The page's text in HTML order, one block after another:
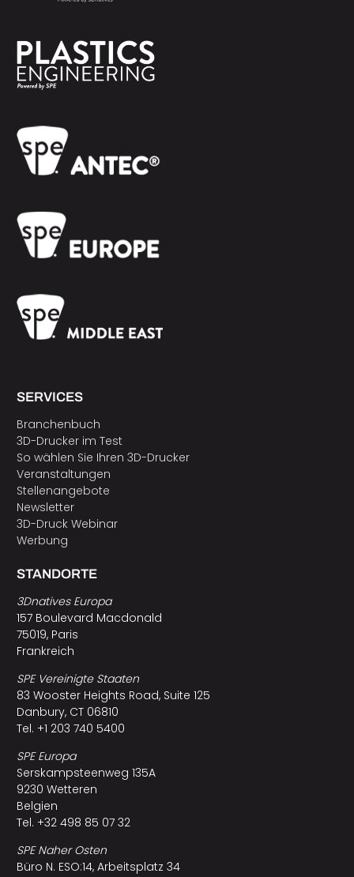
SERVICES
Branchenbuch
3D-Drucker im Test
So wählen Sie Ihren 3D-Drucker
Veranstaltungen
Stellenangebote
Newsletter
3D-Druck Webinar
Werbung
STANDORTE
3Dnatives Europa
157 Boulevard Macdonald
75019, Paris
Frankreich
SPE Vereinigte Staaten
83 Wooster Heights Road, Suite 125
Danbury, CT 06810
Tel. +1 203 740 5400
SPE Europa
Serskampsteenweg 135A
9230 Wetteren
Belgien
Tel. +32 498 85 07 32
SPE Naher Osten
Büro N. ESO:14, Arbeitsplatz 34